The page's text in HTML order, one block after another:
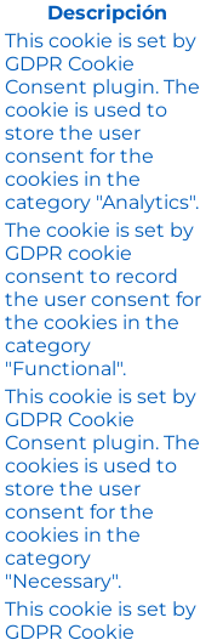
Descripción
This cookie is set by
GDPR Cookie
Consent plugin. The
cookie is used to
store the user
consent for the
cookies in the
category "Analytics".
The cookie is set by
GDPR cookie
consent to record
the user consent for
the cookies in the
category
"Functional".
This cookie is set by
GDPR Cookie
Consent plugin. The
cookies is used to
store the user
consent for the
cookies in the
category
"Necessary".
This cookie is set by
GDPR Cookie